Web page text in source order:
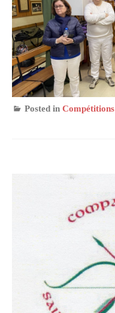
Posted in Compétitions